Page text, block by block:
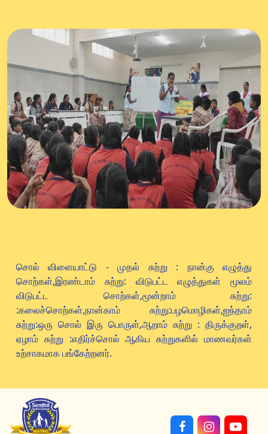
சொல் விளையாட்டு - முதல் சுற்று : நான்கு எழுத்து
சொற்கள்,இரண்டாம் சுற்று: விடுபட்ட எழுத்துகள் மூலம்
விடுபட்ட சொற்கள்,மூன்றாம் சுற்று:
:கலைச்சொற்கள்,நான்காம் சுற்று:பழமொழிகள்,ஐந்தாம்
சுற்று:ஒரு சொல் இரு பொருள்,ஆறாம் சுற்று : திருக்குறள்,
ஏழாம் சுற்று :எதிர்ச்சொல் ஆகிய சுற்றுகளில் மாணவர்கள்
உற்சாகமாக பங்கேற்றனர்.